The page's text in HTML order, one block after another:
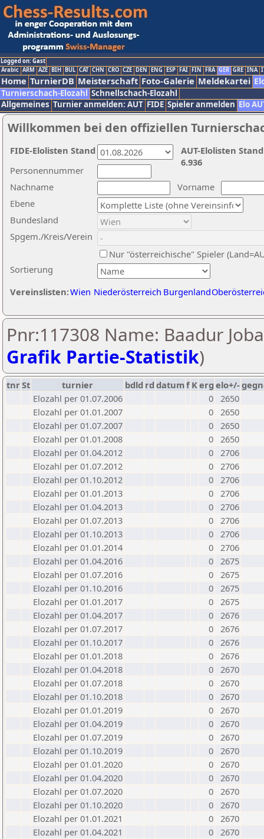
Logged on: Gast
Arabic ARM AZE BIH BUL CAT CHN CRO CZE DEN ENG ESP FAI FIN FRA GER GRE INA
Home TurnierDB Meisterschaft Foto-Galerie Meldekartei
Turnierschach-Elozahl Schnellschach-Elozahl
Allgemeines Turnier anmelden: AUT FIDE Spieler anmelden Elo
Willkommen bei den offiziellen
Nachname
Vorname
Ebene
Sortierung
Personennummer
Bundesland
Spgem./Kreis/Verein
Nur "österreichische" Spieler
Vereinslisten:Wien Niederösterreich Burgenland
AUT-Elolisten
6.936
FIDE-Elolisten Stand
Pnr:117308 Name: Baadur
Grafik Partie-Statistik)
tnrSt turnier bdld rd datumf Kerg elo+/-
Elozahl per 01.07.2006
0 2650
Elozahl per 01.01.2007
0 2650
Elozahl per 01.07.2007
0 2650
Elozahl per 01.01.2008
0 2650
Elozahl per 01.04.2012
0 2706
Elozahl per 01.07.2012
0 2706
Elozahl per 01.10.2012
0 2706
Elozahl per 01.01.2013
0 2706
Elozahl per 01.04.2013
0 2706
Elozahl per 01.07.2013
0 2706
Elozahl per 01.10.2013
0 2706
Elozahl per 01.01.2014
0 2706
Elozahl per 01.04.2016
0 2675
Elozahl per 01.07.2016
0 2675
Elozahl per 01.10.2016
0 2675
Elozahl per 01.01.2017
0 2675
Elozahl per 01.04.2017
0 2676
Elozahl per 01.07.2017
0 2676
Elozahl per 01.10.2017
0 2676
Elozahl per 01.01.2018
0 2676
Elozahl per 01.04.2018
0 2670
Elozahl per 01.07.2018
0 2670
Elozahl per 01.10.2018
0 2670
Elozahl per 01.01.2019
0 2670
Elozahl per 01.04.2019
0 2670
Elozahl per 01.07.2019
0 2670
Elozahl per 01.10.2019
0 2670
Elozahl per 01.01.2020
0 2670
Elozahl per 01.04.2020
0 2670
Elozahl per 01.07.2020
0 2670
Elozahl per 01.10.2020
0 2670
Elozahl per 01.01.2021
0 2670
Elozahl per 01.04.2021
0 2670